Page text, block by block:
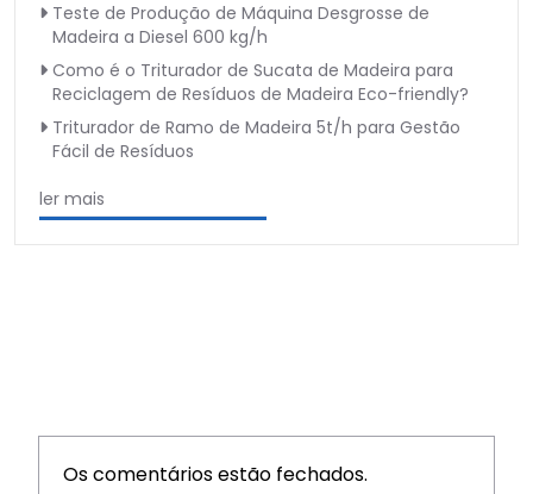
Teste de Produção de Máquina Desgrosse de
Madeira a Diesel 600 kg/h
Como é o Triturador de Sucata de Madeira para
Reciclagem de Resíduos de Madeira Eco-friendly?
Triturador de Ramo de Madeira 5t/h para Gestão
Fácil de Resíduos
ler mais
Os comentários estão fechados.